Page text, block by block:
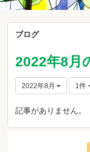
ブログ
2022年8月
2022年8月 1件
記事がありません。